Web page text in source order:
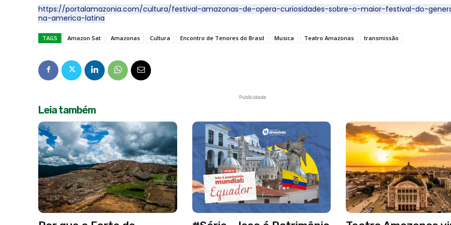
https://portalamazonia.com/cultura/festival-amazonas-de-opera-curiosidades-sobre-o-maior-festival-do-
na-america-latina
TAGS Amazon Sat Amazonas Cultura Encontro de Tenores do Brasil Musica Teatro Amazonas transmissão
Publicidade
Leia também